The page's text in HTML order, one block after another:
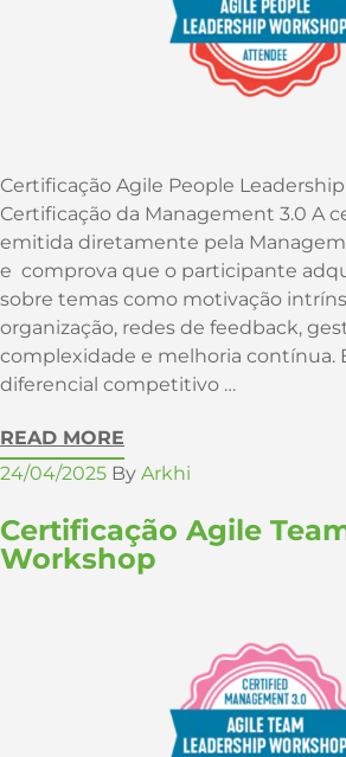
Certificação Agile People
Certificação da Management 3.0 A
emitida diretamente pela
e comprova que o participante
sobre temas como motivação
organização, redes de feedback,
complexidade e melhoria contínua.
diferencial competitivo …
READ MORE
24/04/2025 By Arkhi
Certificação Agile
Workshop